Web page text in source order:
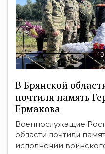
В Брянской
почтили память
Ермакова
Военнослужащие
области почтили
исполнении